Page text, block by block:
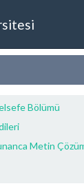
Bölümü
Metin